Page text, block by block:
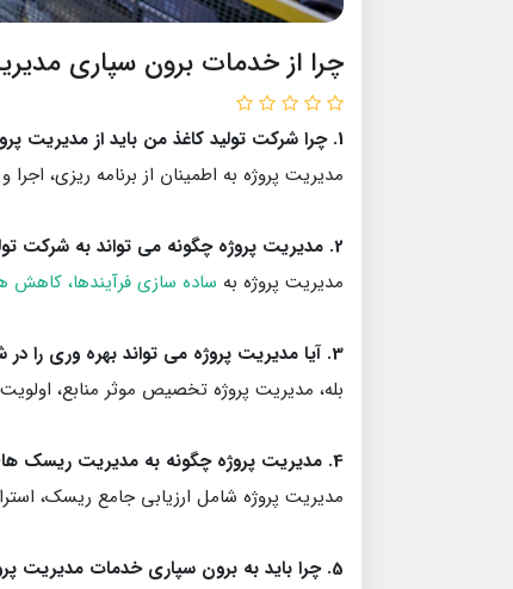
چرا از خدمات برون سپاری
1. چرا شرکت تولید کاغذ من باید از مدیریت پروژه استفاده کند؟
مدیریت پروژه به اطمینان از برنامه ریزی،
2. مدیریت پروژه چگونه می تواند به شرکت تولیدی برش کاغذ من سود برساند؟
مدیریت پروژه به ساده سازی فرآیندها، کاهش
3. آیا مدیریت پروژه می تواند بهره وری را در شرکت تولید کاغذ من افزایش دهد؟
بله، مدیریت پروژه تخصیص موثر منابع،
4. مدیریت پروژه چگونه به مدیریت ریسک های مرتبط با تولید کاغذ کمک می کند؟
مدیریت پروژه شامل ارزیابی جامع ریسک،
5. چرا باید به برون سپاری خدمات مدیریت پروژه فکر کنم؟